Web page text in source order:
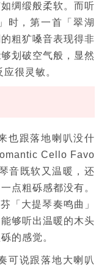
绸缎般柔软。而听
时，第一首「翠湖
粗犷嗓音表现得非
划破空气般，显然
很灵敏。
也跟落地喇叭没什
Cello Favo
音既软又温暖，还
点粗砾感都没有。
「大提琴奏鸣曲」
够听出温暖的木头
的感觉。
可说跟落地大喇叭